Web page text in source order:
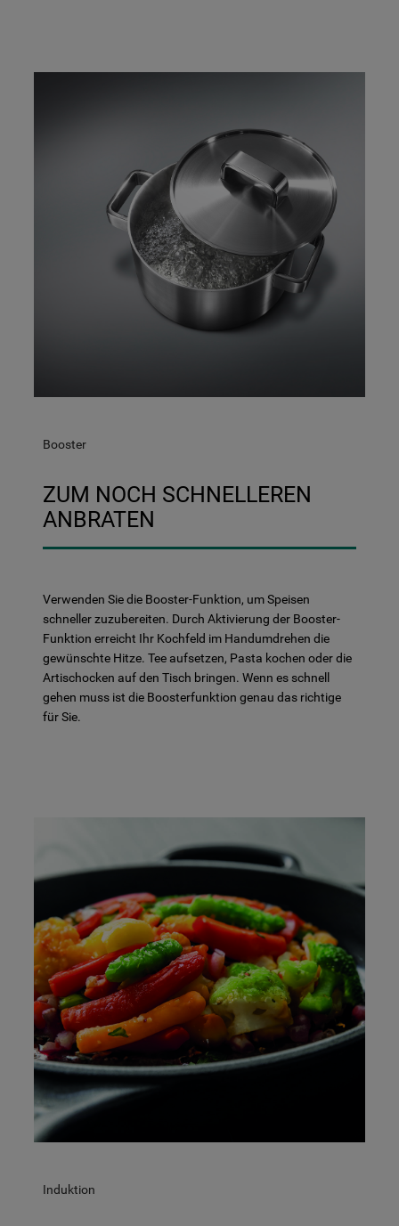
Booster
ZUM NOCH SCHNELLEREN
ANBRATEN
Verwenden Sie die Booster-Funktion, um Speisen
schneller zuzubereiten. Durch Aktivierung der Booster-
Funktion erreicht Ihr Kochfeld im Handumdrehen die
gewünschte Hitze. Tee aufsetzen, Pasta kochen oder die
Artischocken auf den Tisch bringen. Wenn es schnell
gehen muss ist die Boosterfunktion genau das richtige
für Sie.
Induktion